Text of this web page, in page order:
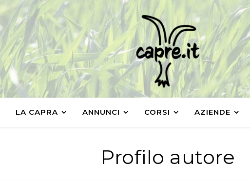
LA CAPRA ANNUNCI CORSI AZIENDE
Profilo autore